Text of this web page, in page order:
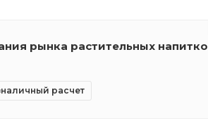
рынка растительных
расчет